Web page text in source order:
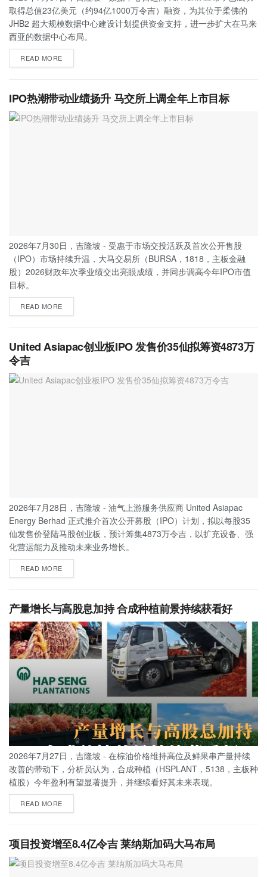
取得总值23亿美元（约94亿1000万令吉）融资，为其位于柔佛的
JHB2 超大规模数据中心建设计划提供资金支持，进一步扩大在马来
西亚的数据中心布局。
READ MORE
IPO热潮带动业绩扬升 马交所上调全年上市目标
2026年7月30日，吉隆坡 - 受惠于市场交投活跃及首次公开售股
（IPO）市场持续升温，大马交易所（BURSA，1818，主板金融
股）2026财政年次季业绩交出亮眼成绩，并同步调高今年IPO市值
目标。
READ MORE
United Asiapac创业板IPO 发售价35仙拟筹资4873万
令吉
2026年7月28日，吉隆坡 - 油气上游服务供应商 United Asiapac
Energy Berhad 正式推介首次公开募股（IPO）计划，拟以每股35
仙发售价登陆马股创业板，预计筹集4873万令吉，以扩充设备、强
化营运能力及推动未来业务增长。
READ MORE
产量增长与高股息加持 合成种植前景持续获看好
2026年7月27日，吉隆坡 - 在棕油价格维持高位及鲜果串产量持续
改善的带动下，分析员认为，合成种植（HSPLANT，5138，主板种
植股）今年盈利有望显著提升，并继续看好其未来表现。
READ MORE
项目投资增至8.4亿令吉 莱纳斯加码大马布局